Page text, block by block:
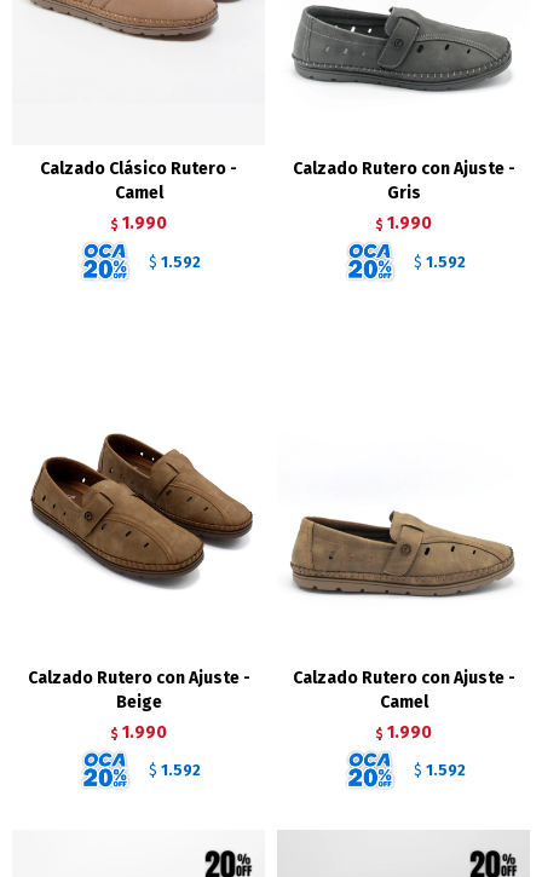
Calzado Clásico Rutero -
Camel
$ 1.990
$ 1.592
Calzado Rutero con Ajuste -
Gris
$ 1.990
$ 1.592
Calzado Rutero con Ajuste -
Beige
$ 1.990
$ 1.592
Calzado Rutero con Ajuste -
Camel
$ 1.990
$ 1.592